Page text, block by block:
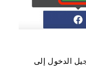
الدخول إلى